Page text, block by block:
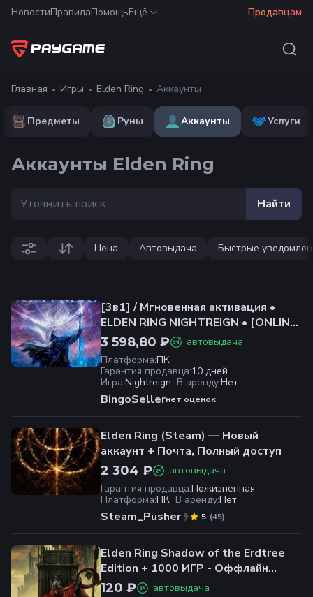
НовостиПравилаПомощьЕщё Продавцам
Главная Игры Elden Ring Аккаунты
Предметы Руны Аккаунты Услуги
Аккаунты Elden Ring
Найти
Цена Автовыдача Быстрые
[3в1] / Мгновенная активация •
ELDEN RING NIGHTREIGN • [ONLINE
STEAM] • Полный доступ • Гарантия
• Неактивная учетная запись • 2
подарка
3 598,80 ₽
автовыдача
Платформа:ПК
Гарантия продавца:10 дней
Игра:Nightreign В аренду:Нет
BingoSellerнет оценок
Elden Ring (Steam) — Новый
аккаунт + Почта, Полный доступ
2 304 ₽
автовыдача
Гарантия продавца:Пожизненная
Платформа:ПК В аренду:Нет
Steam_Pusher (45)
5
Elden Ring Shadow of the Erdtree
Edition + 1000 ИГР - Оффлайн
Аккаунт Steam
120 ₽
автовыдача